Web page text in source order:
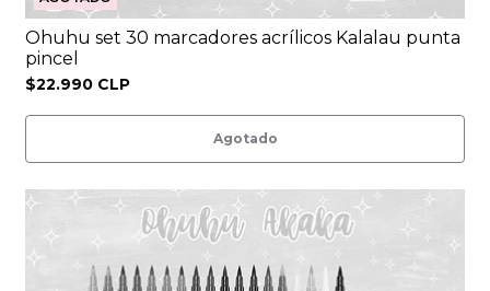
Ohuhu set 30 marcadores acrílicos Kalalau punta
pincel
$22.990 CLP
Agotado